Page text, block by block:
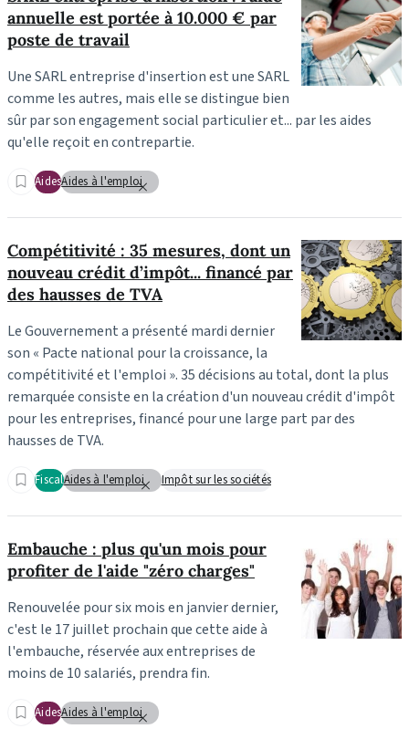
annuelle est portée à 10.000 € par
poste de travail
Une SARL entreprise d'insertion est une SARL
comme les autres, mais elle se distingue bien
sûr par son engagement social particulier et... par les aides
qu'elle reçoit en contrepartie.
AidesAides à l'emploi
Compétitivité : 35 mesures, dont un
nouveau crédit d’impôt... financé par
des hausses de TVA
Le Gouvernement a présenté mardi dernier
son « Pacte national pour la croissance, la
compétitivité et l'emploi ». 35 décisions au total, dont la plus
remarquée consiste en la création d'un nouveau crédit d'impôt
pour les entreprises, financé pour une large part par des
hausses de TVA.
FiscalAides à l'emploi Impôt sur les sociétés
Embauche : plus qu'un mois pour
profiter de l'aide "zéro charges"
Renouvelée pour six mois en janvier dernier,
c'est le 17 juillet prochain que cette aide à
l'embauche, réservée aux entreprises de
moins de 10 salariés, prendra fin.
AidesAides à l'emploi